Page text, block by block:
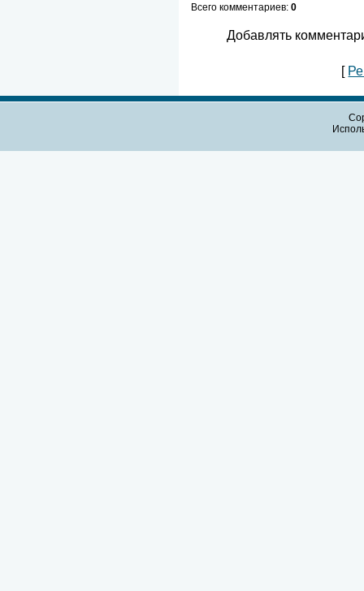
Всего комментариев: 0
Добавлять
[